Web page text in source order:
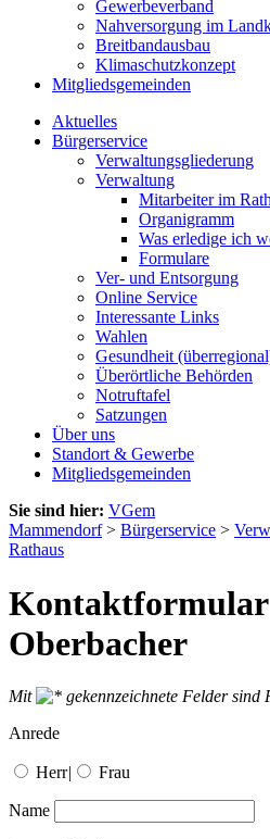
Gewerbeverband
Nahversorgung im
Breitbandausbau
Klimaschutzkonzept
Mitgliedsgemeinden
Aktuelles
Bürgerservice
Verwaltungsgliederung
Verwaltung
Mitarbeiter im
Organigramm
Was erledige ich
Formulare
Ver- und Entsorgung
Online Service
Interessante Links
Wahlen
Gesundheit
Überörtliche Behörden
Notruftafel
Satzungen
Über uns
Standort & Gewerbe
Mitgliedsgemeinden
Sie sind hier: VGem
Mammendorf> Bürgerservice >
Rathaus
Kontaktformular
Oberbacher
Mit
gekennzeichnete Felder sind
Anrede
Herr| Frau
Name